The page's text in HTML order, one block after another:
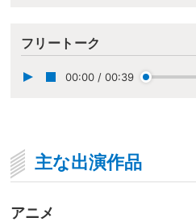
フリートーク
00:00 / 00:39
主な出演作品
アニメ